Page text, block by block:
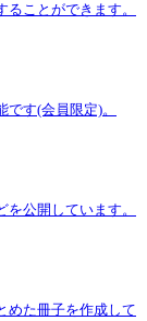
ことができます。
す(会員限定)。
公開しています。
めた冊子を作成して